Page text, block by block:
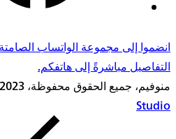
انضموا إلى مجموعة الواتساب
التفاصيل مباشرةً إلى هاتفكم.
منوفيم، جميع الحقوق محفوظة، 2023 ©
Studio